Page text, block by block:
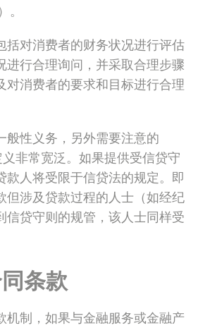
。
括对消费者的财务状况进行评估
进行合理询问，并采取合理步骤
对消费者的要求和目标进行合理
般性义务，另外需要注意的
义非常宽泛。如果提供受信贷守
款人将受限于信贷法的规定。即
但涉及贷款过程的人士（如经纪
信贷守则的规管，该人士同样受
条款
机制，如果与金融服务或金融产